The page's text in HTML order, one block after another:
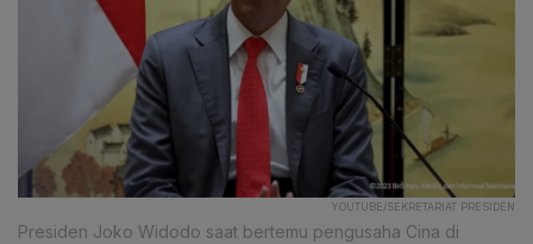
YOUTUBE/SEKRETARIAT PRESIDEN
Presiden Joko Widodo saat bertemu pengusaha Cina di